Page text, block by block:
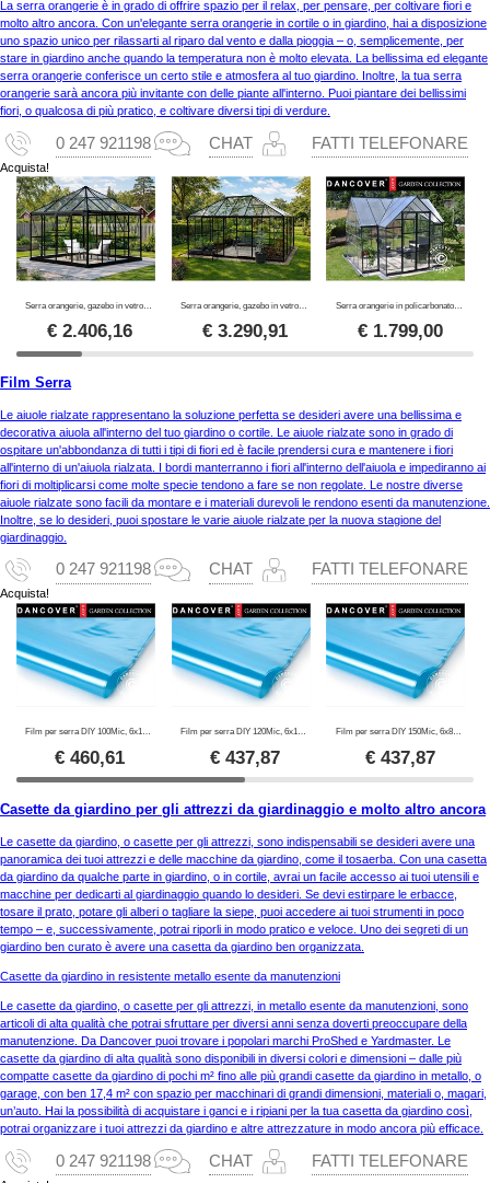
La serra orangerie è in grado di offrire spazio per il relax, per pensare, per coltivare fiori e
molto altro ancora. Con un'elegante serra orangerie in cortile o in giardino, hai a disposizione
uno spazio unico per rilassarti al riparo dal vento e dalla pioggia – o, semplicemente, per
stare in giardino anche quando la temperatura non è molto elevata. La bellissima ed elegante
serra orangerie conferisce un certo stile e atmosfera al tuo giardino. Inoltre, la tua serra
orangerie sarà ancora più invitante con delle piante all'interno. Puoi piantare dei bellissimi
fiori, o qualcosa di più pratico, e coltivare diversi tipi di verdure.
0 247 921198 CHAT FATTI TELEFONARE
Acquista!
€2.406,16 € 3.290,91
Serra orangerie in policarbonato VICTORY, 10,41m², Palram/Canopia, 3,66x3,05x2,69m, Grigio
€ 1.799,00
Film Serra
Le aiuole rialzate rappresentano la soluzione perfetta se desideri avere una bellissima e
decorativa aiuola all'interno del tuo giardino o cortile. Le aiuole rialzate sono in grado di
ospitare un'abbondanza di tutti i tipi di fiori ed è facile prendersi cura e mantenere i fiori
all'interno di un'aiuola rialzata. I bordi manterranno i fiori all'interno dell'aiuola e impediranno ai
fiori di moltiplicarsi come molte specie tendono a fare se non regolate. Le nostre diverse
aiuole rialzate sono facili da montare e i materiali durevoli le rendono esenti da manutenzione.
Inoltre, se lo desideri, puoi spostare le varie aiuole rialzate per la nuova stagione del
giardinaggio.
0 247 921198 CHAT FATTI TELEFONARE
Acquista!
Film per serra DIY 100Mic, 6x120m, 1 rotolo, Trasparente
€460,61
Film per serra DIY 120Mic, 6x100m, 1 rotolo, Trasparente
€ 437,87
Film per serra DIY 150Mic, 6x80m, 1 rotolo, Trasparente
€ 437,87
Casette da giardino per gli attrezzi da giardinaggio e molto altro ancora
Le casette da giardino, o casette per gli attrezzi, sono indispensabili se desideri avere una
panoramica dei tuoi attrezzi e delle macchine da giardino, come il tosaerba. Con una casetta
da giardino da qualche parte in giardino, o in cortile, avrai un facile accesso ai tuoi utensili e
macchine per dedicarti al giardinaggio quando lo desideri. Se devi estirpare le erbacce,
tosare il prato, potare gli alberi o tagliare la siepe, puoi accedere ai tuoi strumenti in poco
tempo – e, successivamente, potrai riporli in modo pratico e veloce. Uno dei segreti di un
giardino ben curato è avere una casetta da giardino ben organizzata.
Casette da giardino in resistente metallo esente da manutenzioni
Le casette da giardino, o casette per gli attrezzi, in metallo esente da manutenzioni, sono
articoli di alta qualità che potrai sfruttare per diversi anni senza doverti preoccupare della
manutenzione. Da Dancover puoi trovare i popolari marchi ProShed e Yardmaster. Le
casette da giardino di alta qualità sono disponibili in diversi colori e dimensioni – dalle più
compatte casette da giardino di pochi m² fino alle più grandi casette da giardino in metallo, o
garage, con ben 17,4 m² con spazio per macchinari di grandi dimensioni, materiali o, magari,
un’auto. Hai la possibilità di acquistare i ganci e i ripiani per la tua casetta da giardino così,
potrai organizzare i tuoi attrezzi da giardino e altre attrezzature in modo ancora più efficace.
0 247 921198 CHAT FATTI TELEFONARE